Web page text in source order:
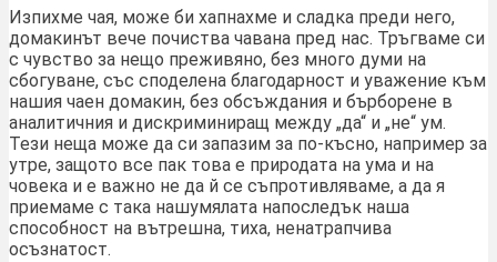
Изпихме чая, може би хапнахме и сладка преди него,
домакинът вече почиства чавана пред нас. Тръгваме си
с чувство за нещо преживяно, без много думи на
сбогуване, със споделена благодарност и уважение към
нашия чаен домакин, без обсъждания и бърборене в
аналитичния и дискриминиращ между „да“ и „не“ ум.
Тези неща може да си запазим за по-късно, например за
утре, защото все пак това е природата на ума и на
човека и е важно не да й се съпротивляваме, а да я
приемаме с така нашумялата напоследък наша
способност на вътрешна, тиха, ненатрапчива
осъзнатост.